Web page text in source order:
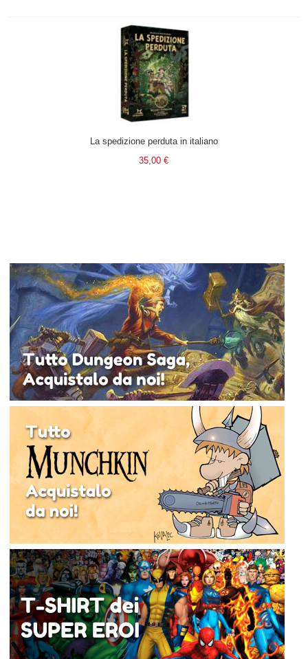
La spedizione perduta in italiano
35,00 €